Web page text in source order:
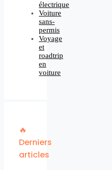
électrique
Voiture
sans-
permis
Voyage
et
roadtrip
en
voiture
🔥
Derniers
articles